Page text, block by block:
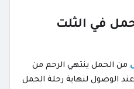
في الثلت
من الحمل ينتهي الرحم من
الوصول لنهاية رحلة الحمل